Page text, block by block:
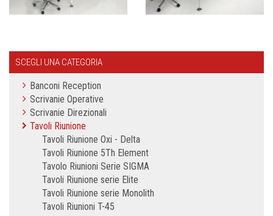
SCEGLI UNA CATEGORIA
Banconi Reception
Scrivanie Operative
Scrivanie Direzionali
Tavoli Riunione
Tavoli Riunione Oxi - Delta
Tavoli Riunione 5Th Element
Tavolo Riunioni Serie SIGMA
Tavoli Riunione serie Elite
Tavoli Riunione serie Monolith
Tavoli Riunioni T-45